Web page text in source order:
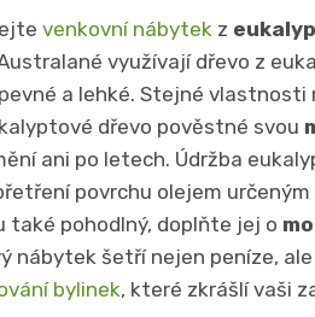
venkovní nábytek z
využívají dřevo z
a lehké. Stejné vlastnosti
dřevo pověstné svou
ani po letech. Údržba
povrchu olejem
také pohodlný, doplňte jej o
nábytek šetří nejen peníze,
bylinek, které zkrášlí vaši